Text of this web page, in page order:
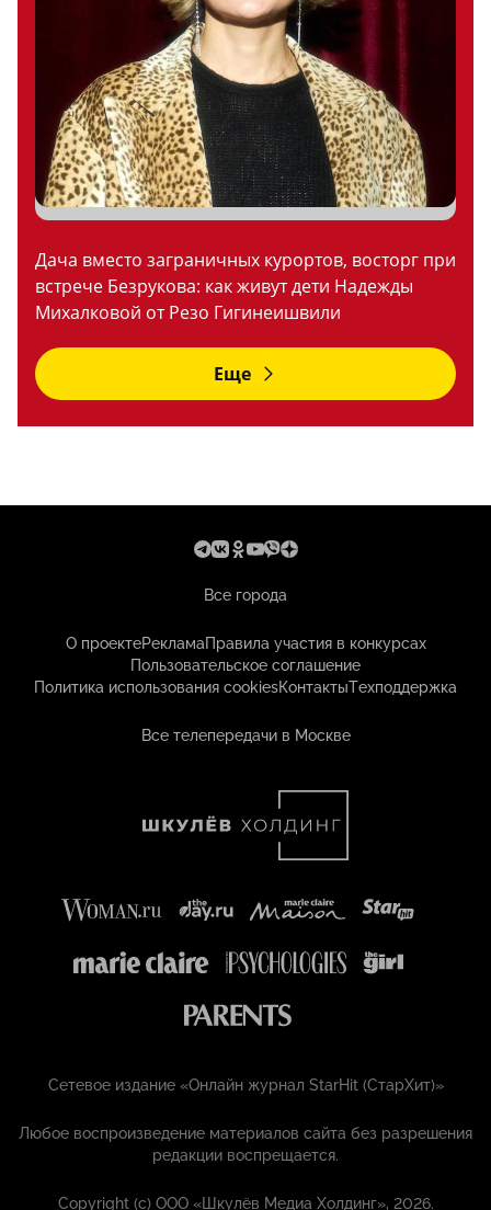
Дача вместо заграничных курортов, восторг при
встрече Безрукова: как живут дети Надежды
Михалковой от Резо Гигинеишвили
Еще
Все города
О проектеРекламаПравила участия в конкурсах
Пользовательское соглашение
Политика использования cookiesКонтактыТехподдержка
Все телепередачи в Москве
Сетевое издание «Онлайн журнал StarHit (СтарХит)»
Любое воспроизведение материалов сайта без разрешения
редакции воспрещается.
Copyright (с) ООО «Шкулёв Медиа Холдинг», 2026.